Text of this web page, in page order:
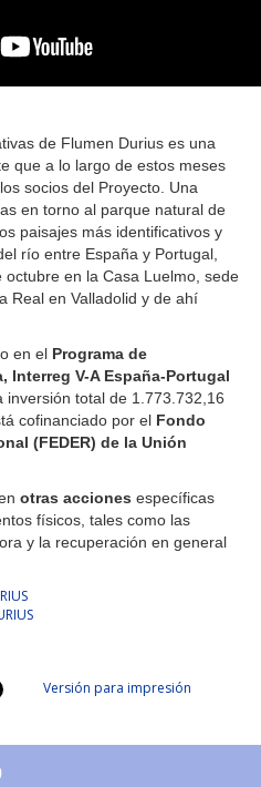
de Flumen Durius es una
que a lo largo de estos meses
socios del Proyecto. Una
en torno al parque natural de
paisajes más identificativos y
río entre España y Portugal,
en la Casa Luelmo, sede
Real en Valladolid y de ahí
en el Programa de
Interreg V-A España-Portugal
inversión total de 1.773.732,16
cofinanciado por el Fondo
(FEDER) de la Unión
otras acciones específicas
físicos, tales como las
y la recuperación en general
Versión para impresión